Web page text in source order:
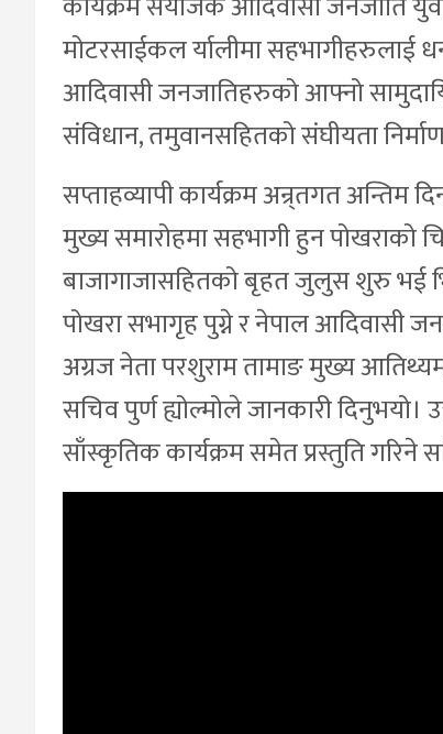
मोटरसाईकल र्यालीमा सहभागीहरुलाई
आदिवासी जनजातिहरुको आफ्नो
संविधान, तमुवानसहितको संघीयता
सप्ताहव्यापी कार्यक्रम अन्र्तगत अन्तिम
मुख्य समारोहमा सहभागी हुन पोखराको
बाजागाजासहितको बृहत जुलुस शुरु भई
पोखरा सभागृह पुग्ने र नेपाल आदिवासी
अग्रज नेता परशुराम तामाङ मुख्य
सचिव पुर्ण ह्योल्मोले जानकारी
साँस्कृतिक कार्यक्रम समेत प्रस्तुति गरिने